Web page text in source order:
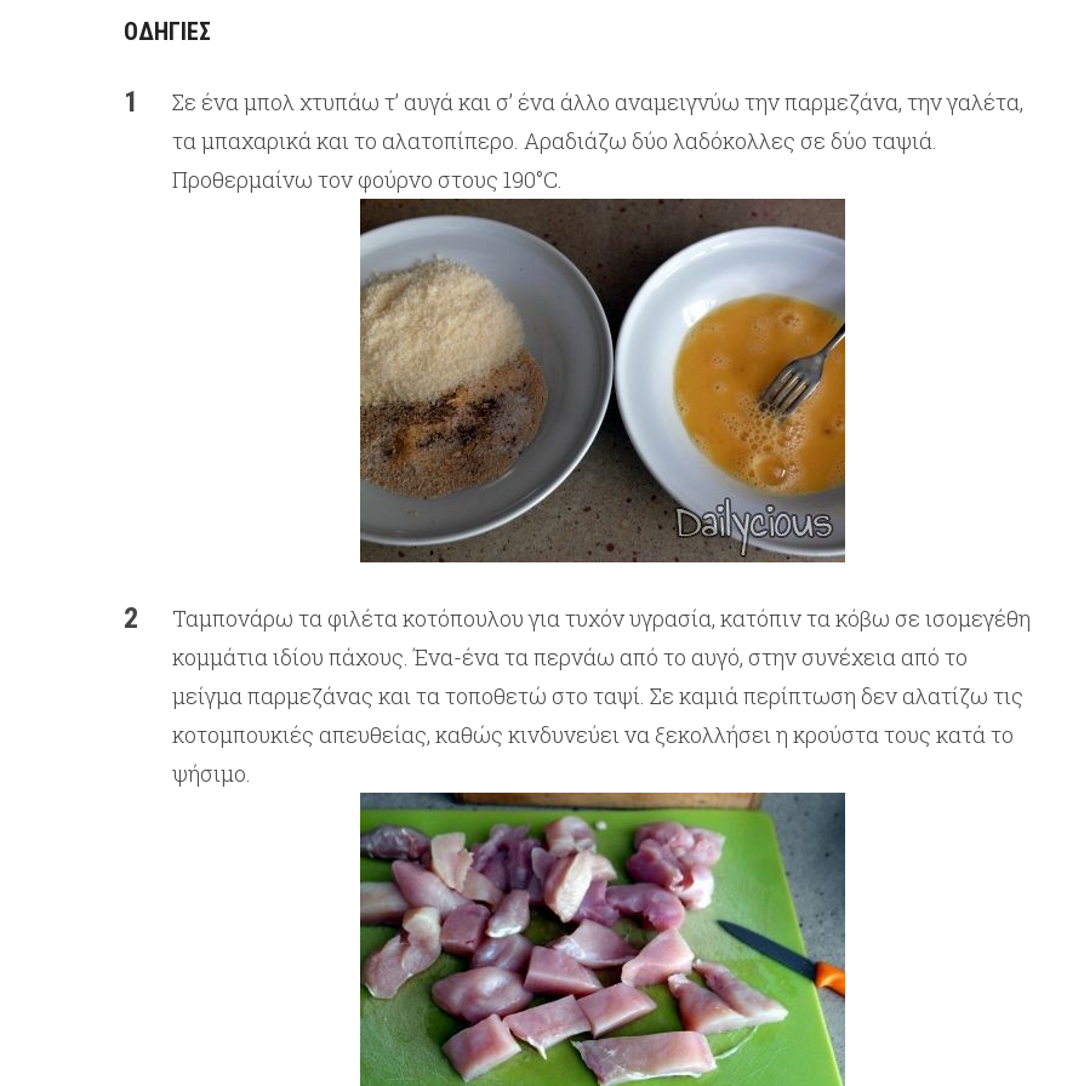
ΟΔΗΓΙΕΣ
Σε ένα μπολ χτυπάω τ’ αυγά και σ’ ένα άλλο αναμειγνύω την παρμεζάνα, την γαλέτα,
τα μπαχαρικά και το αλατοπίπερο. Αραδιάζω δύο λαδόκολλες σε δύο ταψιά.
Προθερμαίνω τον φούρνο στους 190°C.
Ταμπονάρω τα φιλέτα κοτόπουλου για τυχόν υγρασία, κατόπιν τα κόβω σε ισομεγέθη
κομμάτια ιδίου πάχους. Ένα-ένα τα περνάω από το αυγό, στην συνέχεια από το
μείγμα παρμεζάνας και τα τοποθετώ στο ταψί. Σε καμιά περίπτωση δεν αλατίζω τις
κοτομπουκιές απευθείας, καθώς κινδυνεύει να ξεκολλήσει η κρούστα τους κατά το
ψήσιμο.